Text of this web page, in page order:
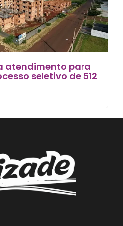
atendimento para
seletivo de 512